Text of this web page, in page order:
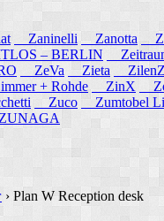
Zaninelli Zanotta
– BERLIN
ZeVa Zieta
+ Rohde ZinX
Zuco
Zumtobel
› Plan W Reception desk